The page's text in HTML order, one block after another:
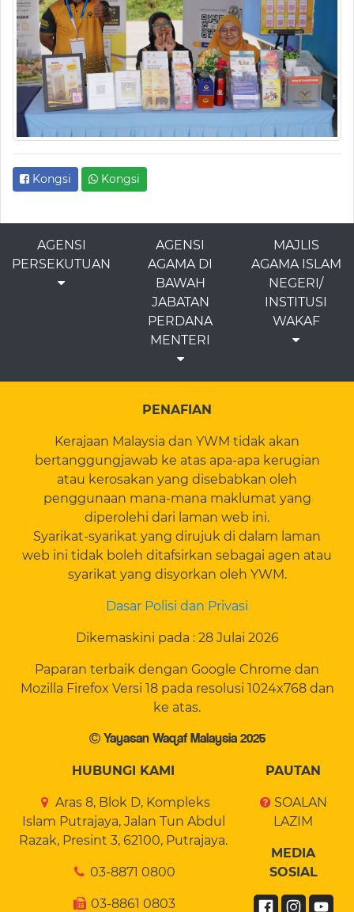
Kongsi Kongsi
AGENSI
PERSEKUTUAN
AGENSI
AGAMA DI
BAWAH
JABATAN
PERDANA
MENTERI
MAJLIS
AGAMA ISLAM
NEGERI/
INSTITUSI
WAKAF
PENAFIAN
Kerajaan Malaysia dan YWM tidak akan
bertanggungjawab ke atas apa-apa kerugian
atau kerosakan yang disebabkan oleh
penggunaan mana-mana maklumat yang
diperolehi dari laman web ini.
Syarikat-syarikat yang dirujuk di dalam laman
web ini tidak boleh ditafsirkan sebagai agen atau
syarikat yang disyorkan oleh YWM.
Dasar Polisi dan Privasi
Dikemaskini pada : 28 Julai 2026
Paparan terbaik dengan Google Chrome dan
Mozilla Firefox Versi 18 pada resolusi 1024x768 dan
ke atas.
Yayasan Waqaf Malaysia 2025
HUBUNGI KAMI
Aras 8, Blok D, Kompleks
Islam Putrajaya, Jalan Tun Abdul
Razak, Presint 3, 62100, Putrajaya.
03-8871 0800
03-8861 0803
PAUTAN
SOALAN
LAZIM
MEDIA
SOSIAL